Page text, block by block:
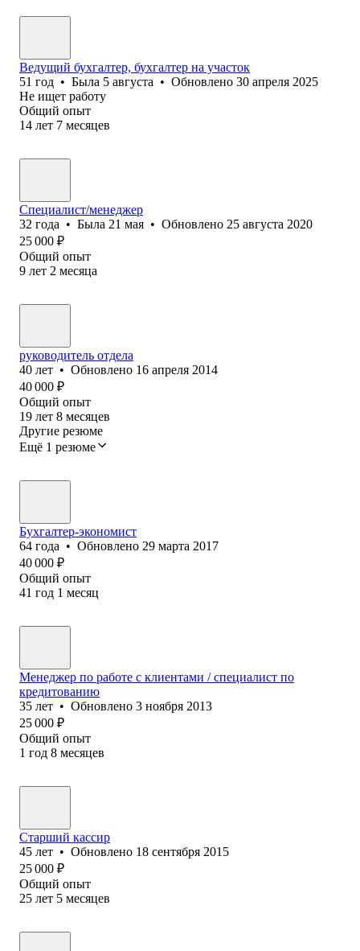
Ведущий бухгалтер, бухгалтер на участок
51 год • Была 5 августа • Обновлено 30 апреля 2025
Не ищет работу
Общий опыт
14 лет 7 месяцев
Специалист/менеджер
32 года • Была 21 мая • Обновлено 25 августа 2020
25 000 ₽
Общий опыт
9 лет 2 месяца
руководитель отдела
40 лет • Обновлено 16 апреля 2014
40 000 ₽
Общий опыт
19 лет 8 месяцев
Другие резюме
Ещё 1 резюме
Бухгалтер-экономист
64 года • Обновлено 29 марта 2017
40 000 ₽
Общий опыт
41 год 1 месяц
Менеджер по работе с клиентами / специалист по
кредитованию
35 лет • Обновлено 3 ноября 2013
25 000 ₽
Общий опыт
1 год 8 месяцев
Старший кассир
45 лет • Обновлено 18 сентября 2015
25 000 ₽
Общий опыт
25 лет 5 месяцев